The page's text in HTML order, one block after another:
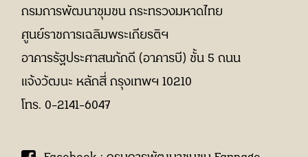
กรมการพัฒนาชุมชน กระทรวงมหาดไทย
ศูนย์ราชการเฉลิมพระเกียรติฯ
อาคารรัฐประศาสนภักดี (อาคารบี) ชั้น 5ถนน
แจ้งวัฒนะ หลักสี่ กรุงเทพฯ 10210
โทร. 0-2141-6047